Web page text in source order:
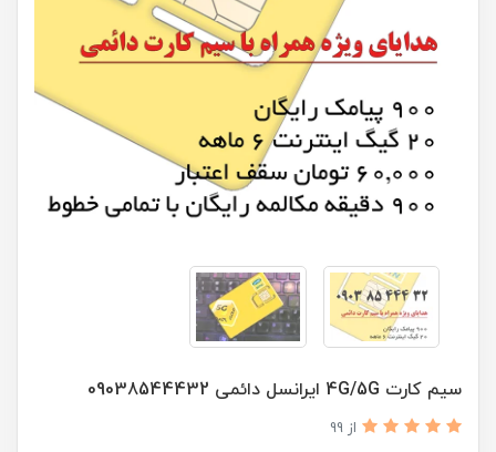
سیم کارت 4G/5G ایرانسل دائمی 09038544432
از 99